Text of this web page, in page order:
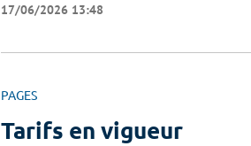
17/06/2026 13:48
PAGES
Tarifs en vigueur